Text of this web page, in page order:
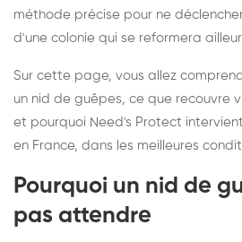
méthode précise pour ne
d'une colonie qui se reformera
Sur cette page, vous allez
un nid de guêpes, ce que recouvre
et pourquoi Need's Protect
en France, dans les meilleures
Pourquoi un nid de
pas attendre